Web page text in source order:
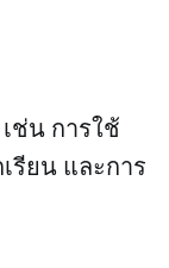
ช่น การใช้
รียน และการ